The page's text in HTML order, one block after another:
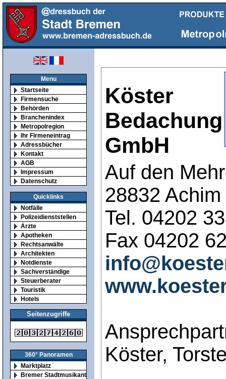
Menu
Startseite
Firmensuche
Behörden
Branchenindex
Metropolregion
Ihr Firmeneintrag
Adressbücher
Kontakt
AGB
Impressum
Datenschutz
Quicklinks
Notfälle
Polizeidienststellen
Ärzte
Apotheken
Rechtsanwälte
Architekten
Notdienste
Sachverständige
Steuerberater
Touristik
Hotels
Seitenzugriffe
360° Panoramen
Marktplatz
Bremer Stadtmusikanten
Köster
Bedachung
GmbH
Auf den
28832 Achim
Tel. 04202
Fax 04202
Köster,